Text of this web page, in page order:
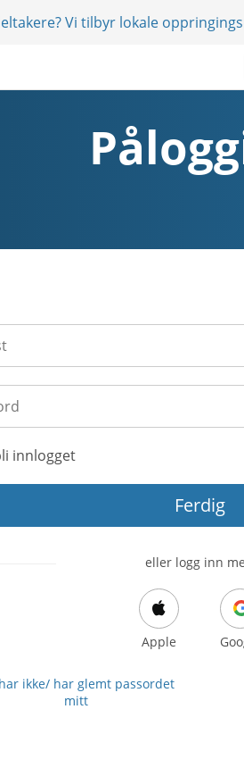
Vi tilbyr lokale
innlogget
Ferdig
eller logg inn
Apple
ikke/ har glemt passordet
mitt